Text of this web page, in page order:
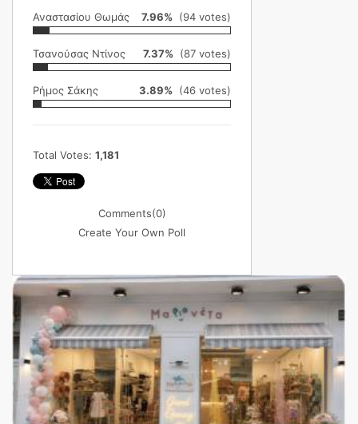
Αναστασίου Θωμάς 7.96% (94 votes)
Τσανούσας Ντίνος 7.37% (87 votes)
Ρήμος Σάκης 3.89% (46 votes)
Total Votes: 1,181
Comments(0)
Create Your Own Poll